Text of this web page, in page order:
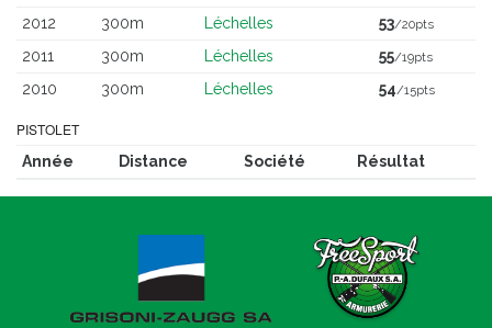
2012 300m Léchelles 53/20pts
2011 300m Léchelles 55/19pts
2010 300m Léchelles 54/15pts
PISTOLET
Année Distance Société Résultat